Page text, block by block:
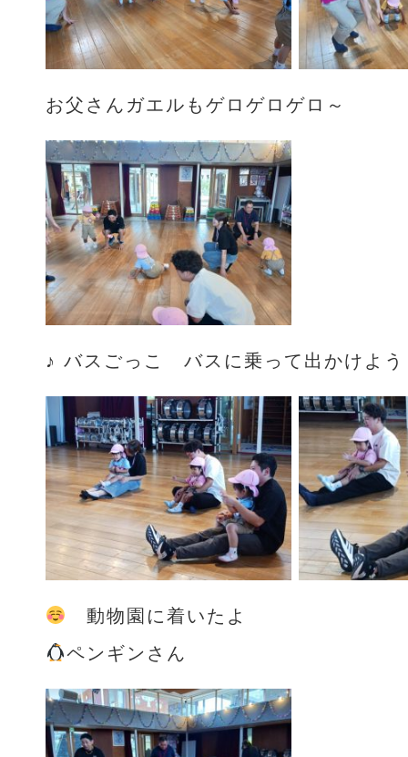
お父さんガエルもゲロゲロゲロ～
♪ バスごっこ バスに乗って出かけよう
動物園に着いたよ
ペンギンさん